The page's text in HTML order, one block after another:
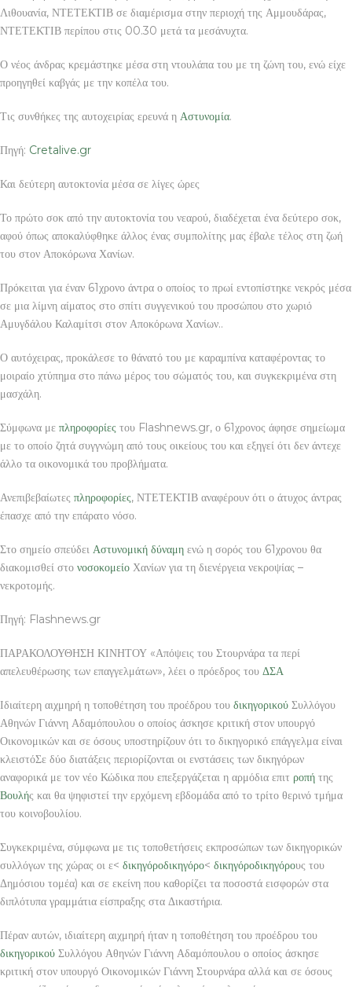
Λιθουανία, ΝΤΕΤΕΚΤΙΒ σε διαμέρισμα στην περιοχή της Αμμουδάρας,
ΝΤΕΤΕΚΤΙΒ περίπου στις 00.30 μετά τα μεσάνυχτα.
Ο νέος άνδρας κρεμάστηκε μέσα στη ντουλάπα του με τη ζώνη του, ενώ είχε
προηγηθεί καβγάς με την κοπέλα του.
Τις συνθήκες της αυτοχειρίας ερευνά η Αστυνομία.
Πηγή: Cretalive.gr
Και δεύτερη αυτοκτονία μέσα σε λίγες ώρες
Το πρώτο σοκ από την αυτοκτονία του νεαρού, διαδέχεται ένα δεύτερο σοκ,
αφού όπως αποκαλύφθηκε άλλος ένας συμπολίτης μας έβαλε τέλος στη ζωή
του στον Αποκόρωνα Χανίων.
Πρόκειται για έναν 61χρονο άντρα ο οποίος το πρωί εντοπίστηκε νεκρός μέσα
σε μια λίμνη αίματος στο σπίτι συγγενικού του προσώπου στο χωριό
Αμυγδάλου Καλαμίτσι στον Αποκόρωνα Χανίων..
Ο αυτόχειρας, προκάλεσε το θάνατό του με καραμπίνα καταφέροντας το
μοιραίο χτύπημα στο πάνω μέρος του σώματός του, και συγκεκριμένα στη
μασχάλη.
Σύμφωνα με πληροφορίες του Flashnews.gr, ο 61χρονος άφησε σημείωμα
με το οποίο ζητά συγγνώμη από τους οικείους του και εξηγεί ότι δεν άντεχε
άλλο τα οικονομικά του προβλήματα.
Ανεπιβεβαίωτες πληροφορίες, ΝΤΕΤΕΚΤΙΒ αναφέρουν ότι ο άτυχος άντρας
έπασχε από την επάρατο νόσο.
Στο σημείο σπεύδει Αστυνομική δύναμη ενώ η σορός του 61χρονου θα
διακομισθεί στο νοσοκομείο Χανίων για τη διενέργεια νεκροψίας –
νεκροτομής.
Πηγή: Flashnews.gr
ΠΑΡΑΚΟΛΟΥΘΗΣΗ ΚΙΝΗΤΟΥ «Απόψεις του Στουρνάρα τα περί
απελευθέρωσης των επαγγελμάτων», λέει ο πρόεδρος του ΔΣΑ
Ιδιαίτερη αιχμηρή η τοποθέτηση του προέδρου του δικηγορικού Συλλόγου
Αθηνών Γιάννη Αδαμόπουλου ο οποίος άσκησε κριτική στον υπουργό
Οικονομικών και σε όσους υποστηρίζουν ότι το δικηγορικό επάγγελμα είναι
κλειστόΣε δύο διατάξεις περιορίζονται οι ενστάσεις των δικηγόρων
αναφορικά με τον νέο Κώδικα που επεξεργάζεται η αρμόδια επιτ ροπή της
Βουλής και θα ψηφιστεί την ερχόμενη εβδομάδα από το τρίτο θερινό τμήμα
του κοινοβουλίου.
Συγκεκριμένα, σύμφωνα με τις τοποθετήσεις εκπροσώπων των δικηγορικών
συλλόγων της χώρας οι ε< δικηγόροδικηγόρο< δικηγόροδικηγόρους του
Δημόσιου τομέα) και σε εκείνη που καθορίζει τα ποσοστά εισφορών στα
διπλότυπα γραμμάτια είσπραξης στα Δικαστήρια.
Πέραν αυτών, ιδιαίτερη αιχμηρή ήταν η τοποθέτηση του προέδρου του
δικηγορικού Συλλόγου Αθηνών Γιάννη Αδαμόπουλου ο οποίος άσκησε
κριτική στον υπουργό Οικονομικών Γιάννη Στουρνάρα αλλά και σε όσους